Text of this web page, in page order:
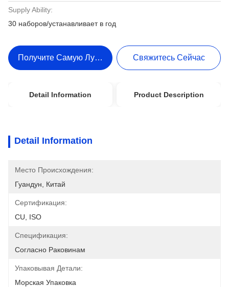
Supply Ability:
30 наборов/устанавливает в год
Получите Самую Лучшую ЦенуСвяжитесь Сейчас
Detail Information Product Description
Detail Information
Место Происхождения:
Гуандун, Китай
Сертификация:
CU, ISO
Спецификация:
Согласно Раковинам
Упаковывая Детали:
Морская Упаковка